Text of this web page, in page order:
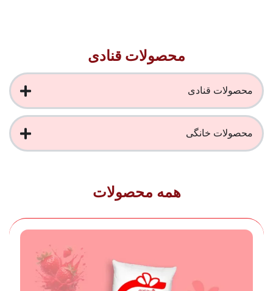
محصولات قنادی
محصولات قنادی
محصولات خانگی
همه محصولات